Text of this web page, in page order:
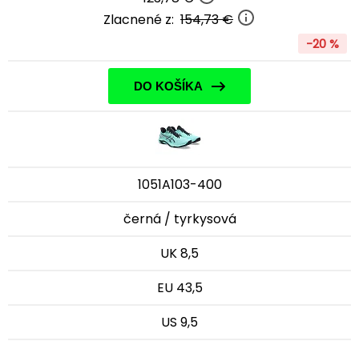
Zlacnené z: 154,73 €
-20 %
DO KOŠÍKA
1051A103-400
černá / tyrkysová
UK 8,5
EU 43,5
US 9,5